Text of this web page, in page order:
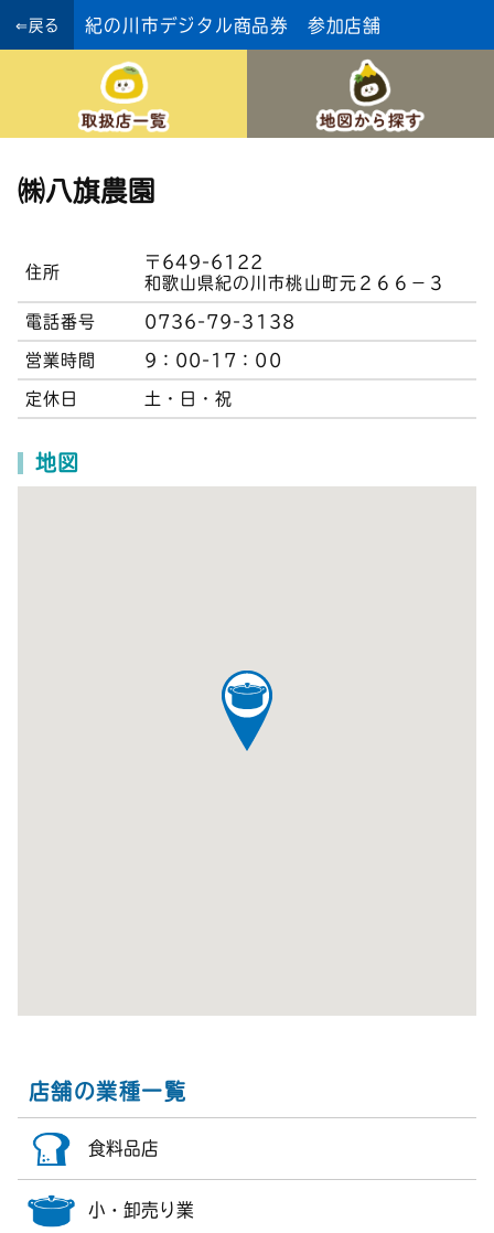
⇐戻る 紀の川市デジタル商品券 参加店舗
㈱八旗農園
住所
〒649-6122
和歌山県紀の川市桃山町元２６６−３
電話番号 0736-79-3138
営業時間 9：00-17：00
定休日 土・日・祝
地図
店舗の業種一覧
食料品店
小・卸売り業